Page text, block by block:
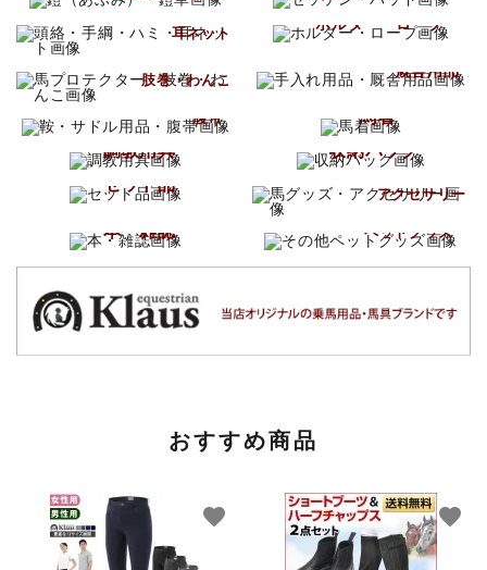
耳ネット
ホルター・ロープ
肢巻・わんこ
厩舎用品
腹帯
馬着
調教用具
収納バッグ
セット品
アクセサリー
本・雑誌
ペットグッズ
おすすめ商品
favorite favorite